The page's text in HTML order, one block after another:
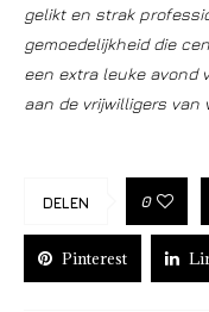
gelikt en strak
gemoedelijkheid die
een extra leuke avond
aan de vrijwilligers van
DELEN 0
Pinterest